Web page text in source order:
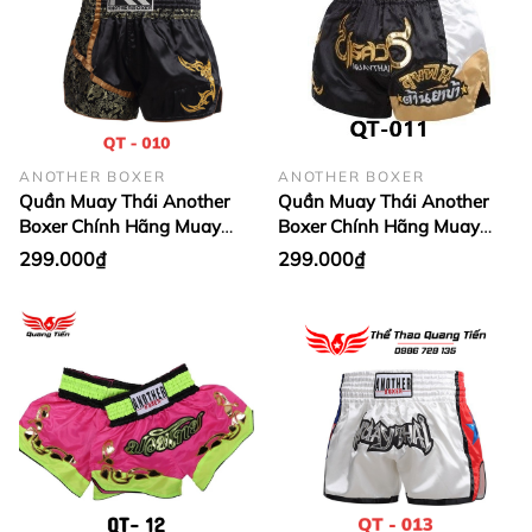
ANOTHER BOXER
Quần Muay Thái Another
Boxer Chính Hãng Muay
Thai Short Chất Liệu Satin
Cao Cấp | QT-010
299.000₫
ANOTHER BOXER
Quần Muay Thái Another
Boxer Chính Hãng Muay
Thai Short Chất Liệu Satin
Cao Cấp | QT-011
299.000₫